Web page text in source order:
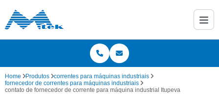
Home Produtos
correntes para máquinas industriais
fornecedor de correntes para máquinas industriais
contato de fornecedor de corrente para máquina industrial Itupeva